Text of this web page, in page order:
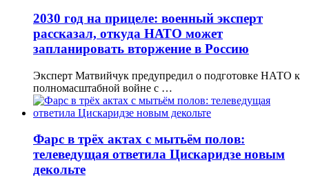
2030 год на прицеле: военный эксперт
рассказал, откуда НАТО может
запланировать вторжение в Россию
Эксперт Матвийчук предупредил о подготовке НАТО к
полномасштабной войне с …
Фарс в трёх актах с мытьём полов:
телеведущая ответила Цискаридзе новым
декольте